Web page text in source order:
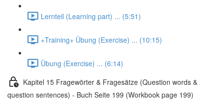
Lernteil (Learning part) ... (5:51)
+Training+ Übung (Exercise) ... (10:15)
Übung (Exercise) ... (6:14)
Kapitel 15 Fragewörter & Fragesätze (Question words &
question sentences) - Buch Seite 199 (Workbook page 199)